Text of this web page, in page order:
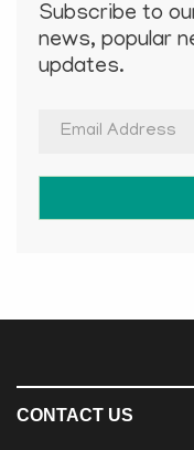
Subscribe to
news, popular
updates.
CONTACT US